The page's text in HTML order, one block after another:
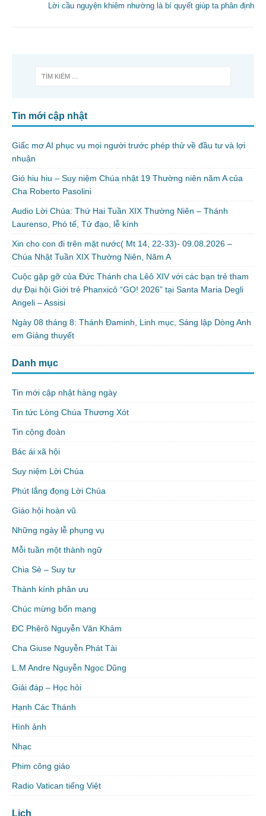
Lời cầu nguyện khiêm nhường là bí quyết giúp ta phân định
Tin mới cập nhật
Giấc mơ AI phục vụ mọi người trước phép thử về đầu tư và lợi
nhuận
Gió hiu hiu – Suy niệm Chúa nhật 19 Thường niên năm A của
Cha Roberto Pasolini
Audio Lời Chúa: Thứ Hai Tuần XIX Thường Niên – Thánh
Laurenso, Phó tế, Tử đạo, lễ kính
Xin cho con đi trên mặt nước( Mt 14, 22-33)- 09.08.2026 –
Chúa Nhật Tuần XIX Thường Niên, Năm A
Cuộc gặp gỡ của Đức Thánh cha Lêô XIV với các bạn trẻ tham
dự Đại hội Giới trẻ Phanxicô “GO! 2026” tại Santa Maria Degli
Angeli – Assisi
Ngày 08 tháng 8: Thánh Đaminh, Linh mục, Sáng lập Dòng Anh
em Giảng thuyết
Danh mục
Tin mới cập nhật hàng ngày
Tin tức Lòng Chúa Thương Xót
Tin cộng đoàn
Bác ái xã hội
Suy niệm Lời Chúa
Phút lắng đọng Lời Chúa
Giáo hội hoàn vũ
Những ngày lễ phụng vụ
Mỗi tuần một thành ngữ
Chia Sẻ – Suy tư
Thành kính phân ưu
Chúc mừng bổn mạng
ĐC Phêrô Nguyễn Văn Khảm
Cha Giuse Nguyễn Phát Tài
L.M Andre Nguyễn Ngọc Dũng
Giải đáp – Học hỏi
Hạnh Các Thánh
Hình ảnh
Nhạc
Phim công giáo
Radio Vatican tiếng Việt
Lịch